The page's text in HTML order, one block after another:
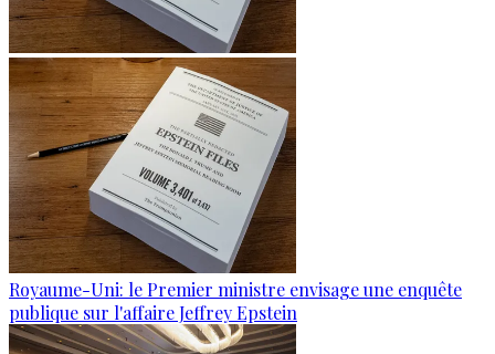
Royaume-Uni: le Premier ministre envisage une enquête
publique sur l'affaire Jeffrey Epstein